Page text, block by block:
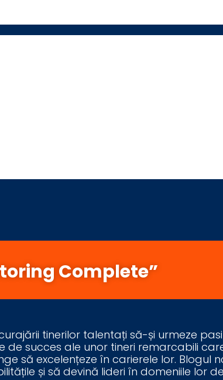
Complete”
tinerilor talentați să-și urmeze
de succes ale unor tineri remarcabili
să excelențeze în carierele lor. Blogul
și să devină lideri în domeniile lor